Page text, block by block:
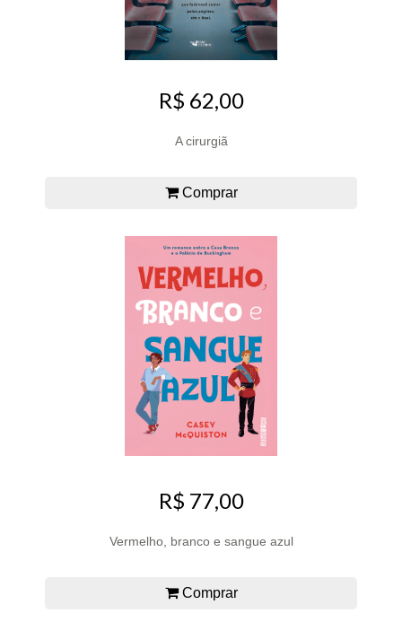
R$ 62,00
A cirurgiã
Comprar
R$ 77,00
Vermelho, branco e sangue azul
Comprar